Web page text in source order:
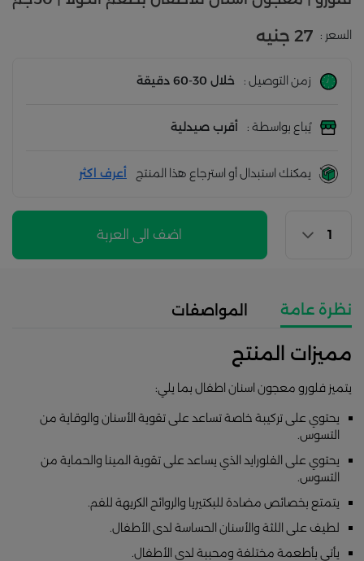
السعر : 27 جنيه
زمن التوصيل : خلال 30-60 دقيقة
يُباع بواسطة : أقرب صيدلية
يمكنك استبدال أو استرجاع هذا المنتج أعرف اكثر
اضف الى العربة
نظرة عامة المواصفات
مميزات المنتج
يتميز فلورو معجون اسنان اطفال بما يلي:
يحتوي على تركيبة خاصة تساعد على تقوية الأسنان والوقاية من
التسوس.
يحتوي على الفلورايد الذي يساعد على تقوية المينا والحماية من
التسوس.
يتمتع بخصائص مضادة للبكتيريا والروائح الكريهة للفم.
لطيف على اللثة والأسنان الحساسة لدى الأطفال.
يأتي بأطعمة مختلفة ومحببة لدى الأطفال.